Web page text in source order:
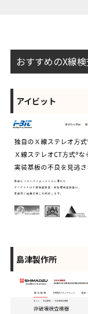
おすすめのX線
アイビット
島津製作所